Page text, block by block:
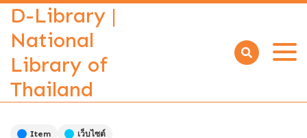
D-Library |
National
Library of
Thailand
Open
Item เว็บไซต์